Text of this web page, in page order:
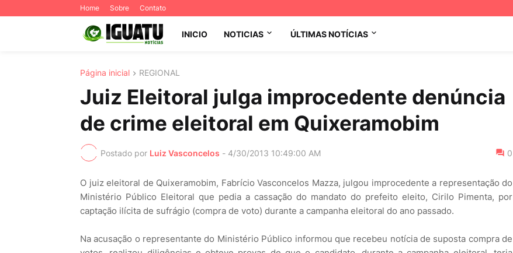
Home Sobre Contato
INICIO NOTICIAS ÚLTIMAS NOTÍCIAS
Página inicial REGIONAL
Juiz Eleitoral julga improcedente denúncia
de crime eleitoral em Quixeramobim
Postado por Luiz Vasconcelos - 4/30/2013 10:49:00 AM 0
O juiz eleitoral de Quixeramobim, Fabrício Vasconcelos Mazza, julgou improcedente a representação do
Ministério Público Eleitoral que pedia a cassação do mandato do prefeito eleito, Cirilo Pimenta, por
captação ilícita de sufrágio (compra de voto) durante a campanha eleitoral do ano passado.
Na acusação o representante do Ministério Público informou que recebeu notícia de suposta compra de